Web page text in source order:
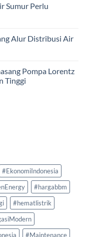
Sumur Perlu
Alur Distribusi Air
Pompa Lorentz
Tinggi
#EkonomiIndonesia
#hargabbm
#hematlistrik
#Maintenance